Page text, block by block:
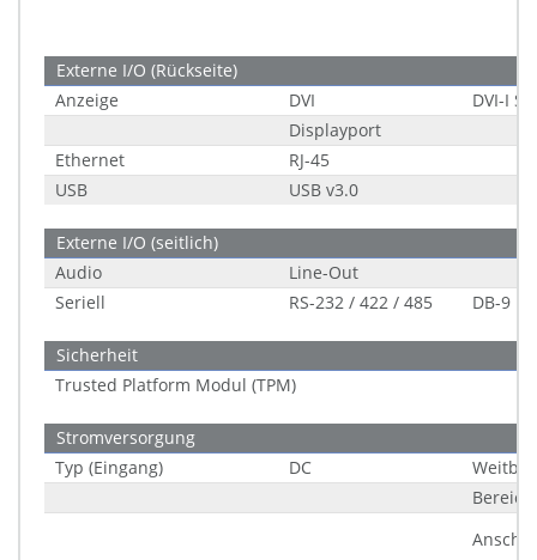
Externe I/O (Rückseite)
Anzeige
DVI
DVI-I
Displayport
Ethernet
RJ-45
USB
USB v3.0
Externe I/O (seitlich)
Audio
Line-Out
Seriell
RS-232 / 422 / 485 DB-9
Sicherheit
Trusted Platform Modul (TPM)
Stromversorgung
Typ (Eingang)
DC
Bereich